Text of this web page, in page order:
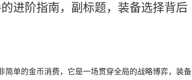
进阶指南，副标题，装备选择背后
单的金币消费，它是一场贯穿全局的战略博弈，装备